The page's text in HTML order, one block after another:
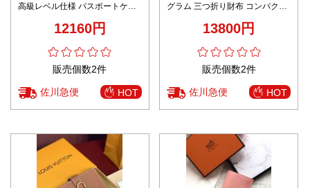
高級レベル仕様 パスポートケー
密ディテール 数量限定入荷
12160円
販売個数2件
佐川急便 HOT
グラム 三つ折り財布 コンパクト
13800円
販売個数2件
佐川急便 HOT